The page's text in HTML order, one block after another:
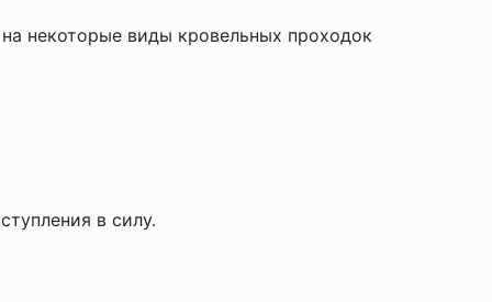
некоторые виды кровельных проходок
в силу.